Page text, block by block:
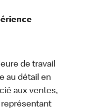
de travail
au détail en
aux ventes,